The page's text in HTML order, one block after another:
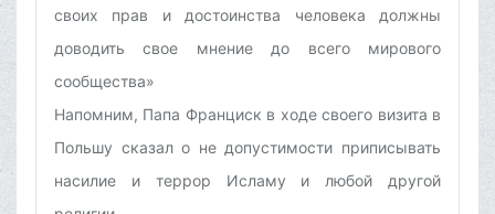
своих прав и достоинства человека должны
доводить свое мнение до всего мирового
сообщества»
Напомним, Папа Франциск в ходе своего визита в
Польшу сказал о не допустимости приписывать
насилие и террор Исламу и любой другой